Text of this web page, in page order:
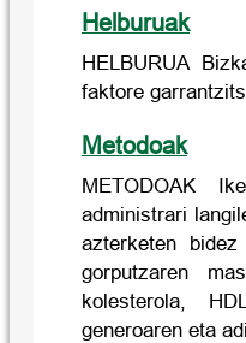
Helburuak
HELBURUA
faktore
Metodoak
METODOAK
administrari
azterketen
gorputzaren
kolesterola,
generoaren eta